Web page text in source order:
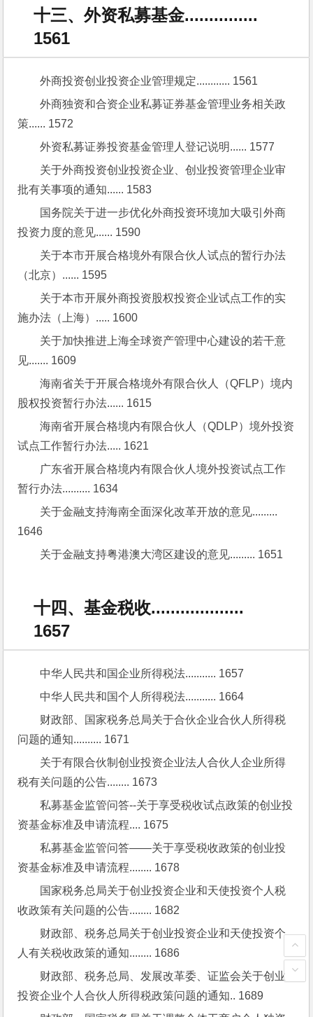
十三、外资私募基金...............
1561
外商投资创业投资企业管理规定............ 1561
外商独资和合资企业私募证券基金管理业务相关政
策...... 1572
外资私募证券投资基金管理人登记说明...... 1577
关于外商投资创业投资企业、创业投资管理企业审
批有关事项的通知...... 1583
国务院关于进一步优化外商投资环境加大吸引外商
投资力度的意见...... 1590
关于本市开展合格境外有限合伙人试点的暂行办法
（北京）...... 1595
关于本市开展外商投资股权投资企业试点工作的实
施办法（上海）..... 1600
关于加快推进上海全球资产管理中心建设的若干意
见....... 1609
海南省关于开展合格境外有限合伙人（QFLP）境内
股权投资暂行办法...... 1615
海南省开展合格境内有限合伙人（QDLP）境外投资
试点工作暂行办法..... 1621
广东省开展合格境内有限合伙人境外投资试点工作
暂行办法.......... 1634
关于金融支持海南全面深化改革开放的意见.........
1646
关于金融支持粤港澳大湾区建设的意见......... 1651
十四、基金税收...................
1657
中华人民共和国企业所得税法........... 1657
中华人民共和国个人所得税法........... 1664
财政部、国家税务总局关于合伙企业合伙人所得税
问题的通知.......... 1671
关于有限合伙制创业投资企业法人合伙人企业所得
税有关问题的公告........ 1673
私募基金监管问答--关于享受税收试点政策的创业投
资基金标准及申请流程.... 1675
私募基金监管问答——关于享受税收政策的创业投
资基金标准及申请流程........ 1678
国家税务总局关于创业投资企业和天使投资个人税
收政策有关问题的公告........ 1682
财政部、税务总局关于创业投资企业和天使投资个
人有关税收政策的通知........ 1686
财政部、税务总局、发展改革委、证监会关于创业
投资企业个人合伙人所得税政策问题的通知.. 1689